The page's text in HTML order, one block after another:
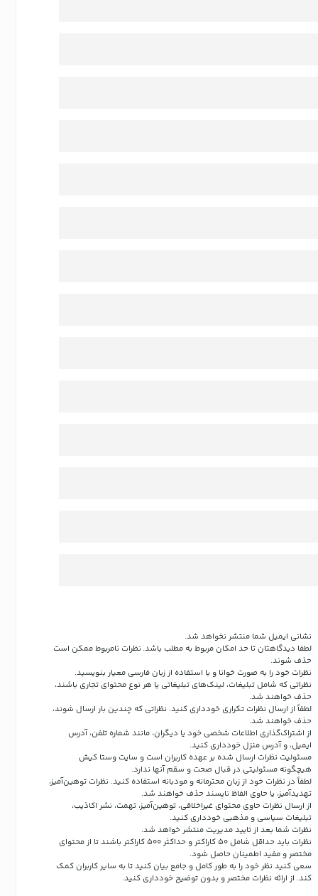
نشانی ایمیل شما منتشر نخواهد شد.
لطفا دیدگاهتان تا حد امکان مربوط به مطلب باشد. نظرات نامربوط ممکن است
حذف شوند.
نظرات خود را به صورت خوانا و با استفاده از زبان فارسی معیار بنویسید.
نظراتی که شامل تبلیغات، لینک‌های تبلیغاتی یا هر نوع محتوای تجاری باشند،
حذف خواهند شد.
لطفاً از ارسال نظرات تکراری خودداری کنید. نظراتی که چندین بار ارسال شوند،
حذف خواهند شد.
از اشتراک‌گذاری اطلاعات شخصی خود یا دیگران، مانند شماره تلفن، آدرس
ایمیل، و آدرس منزل خودداری کنید.
مسئولیت نظرات ارسال شده بر عهده کاربران است و سایت وستا کیش
هیچگونه مسئولیتی در قبال صحت و سقم آنها ندارد.
لطفاً در نظرات خود از زبان محترمانه و مودبانه استفاده کنید. نظرات توهین‌آمیز،
تهدیدآمیز، یا حاوی الفاظ ناپسند حذف خواهند شد.
از ارسال نظرات حاوی محتوای غیراخلاقی، توهین‌آمیز، تهمت، نشر اکاذیب،
تبلیغات سیاسی و مذهبی خودداری کنید.
نظرات شما بعد از تایید مدیریت منتشر خواهد شد.
نظرات باید حداقل شامل 50 کاراکتر و حداکثر 500 کاراکتر باشند تا از محتوای
مختصر و مفید اطمینان حاصل شود.
سعی کنید نظر خود را به طور کامل و جامع بیان کنید تا به سایر کاربران کمک
کند. از ارائه نظرات مختصر و بدون توضیح خودداری کنید.